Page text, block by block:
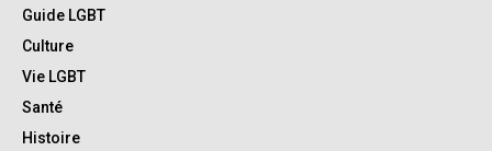
Guide LGBT
Culture
Vie LGBT
Santé
Histoire